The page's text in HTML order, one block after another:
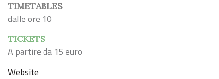
TIMETABLES
dalle ore 10
TICKETS
A partire da 15 euro
Website